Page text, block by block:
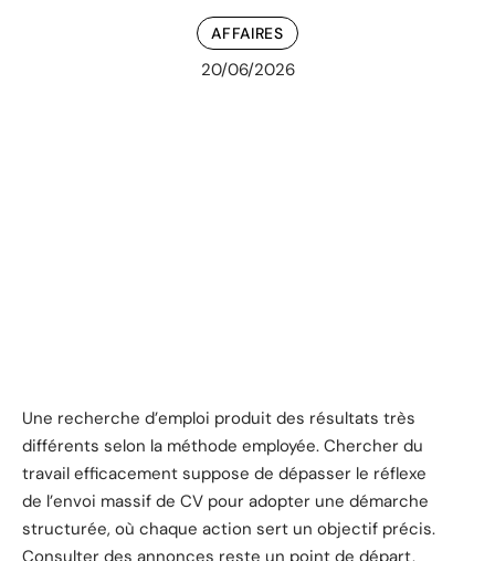
AFFAIRES
20/06/2026
Une recherche d’emploi produit des résultats très
différents selon la méthode employée. Chercher du
travail efficacement suppose de dépasser le réflexe
de l’envoi massif de CV pour adopter une démarche
structurée, où chaque action sert un objectif précis.
Consulter des annonces reste un point de départ,